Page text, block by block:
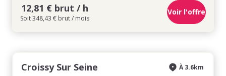
12,81 € brut / h
Soit 348,43 € brut / mois
Voir l'offre
Croissy Sur Seine
À 3.6km